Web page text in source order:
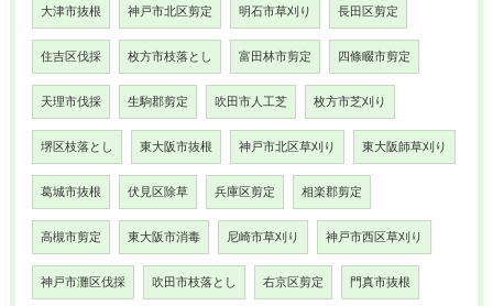
大津市抜根 神戸市北区剪定 明石市草刈り 長田区剪定
住吉区伐採 枚方市枝落とし 富田林市剪定 四條畷市剪定
天理市伐採 生駒郡剪定 吹田市人工芝 枚方市芝刈り
堺区枝落とし 東大阪市抜根 神戸市北区草刈り 東大阪師草刈り
葛城市抜根 伏見区除草 兵庫区剪定 相楽郡剪定
高槻市剪定 東大阪市消毒 尼崎市草刈り 神戸市西区草刈り
神戸市灘区伐採 吹田市枝落とし 右京区剪定 門真市抜根